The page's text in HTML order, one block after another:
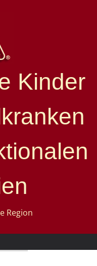
Kinder
Region